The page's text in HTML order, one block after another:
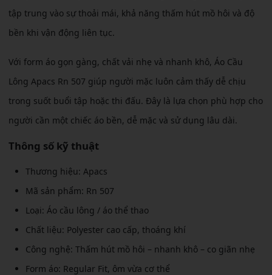
tập trung vào sự thoải mái, khả năng thấm hút mồ hôi và độ
bền khi vận động liên tục.
Với form áo gọn gàng, chất vải nhẹ và nhanh khô, Áo Cầu
Lông Apacs Rn 507 giúp người mặc luôn cảm thấy dễ chịu
trong suốt buổi tập hoặc thi đấu. Đây là lựa chọn phù hợp cho
người cần một chiếc áo bền, dễ mặc và sử dụng lâu dài.
Thông số kỹ thuật
Thương hiệu: Apacs
Mã sản phẩm: Rn 507
Loại: Áo cầu lông / áo thể thao
Chất liệu: Polyester cao cấp, thoáng khí
Công nghệ: Thấm hút mồ hôi – nhanh khô – co giãn nhẹ
Form áo: Regular Fit, ôm vừa cơ thể